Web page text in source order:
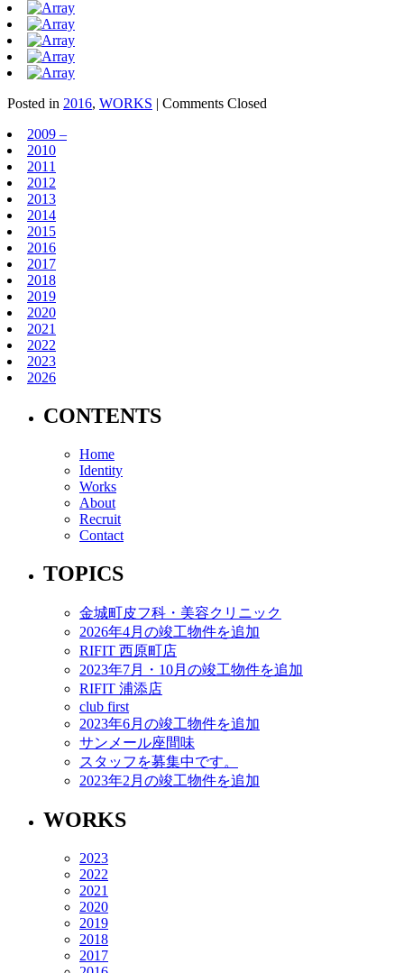
Posted in 2016, WORKS | Comments Closed
2009 –
2010
2011
2012
2013
2014
2015
2016
2017
2018
2019
2020
2021
2022
2023
2026
CONTENTS
Home
Identity
Works
About
Recruit
Contact
TOPICS
金城町皮フ科・美容クリニック
2026年4月の竣工物件を追加
RIFIT 西原町店
2023年7月・10月の竣工物件を追加
RIFIT 浦添店
club first
2023年6月の竣工物件を追加
サンメール座間味
スタッフを募集中です。
2023年2月の竣工物件を追加
WORKS
2023
2022
2021
2020
2019
2018
2017